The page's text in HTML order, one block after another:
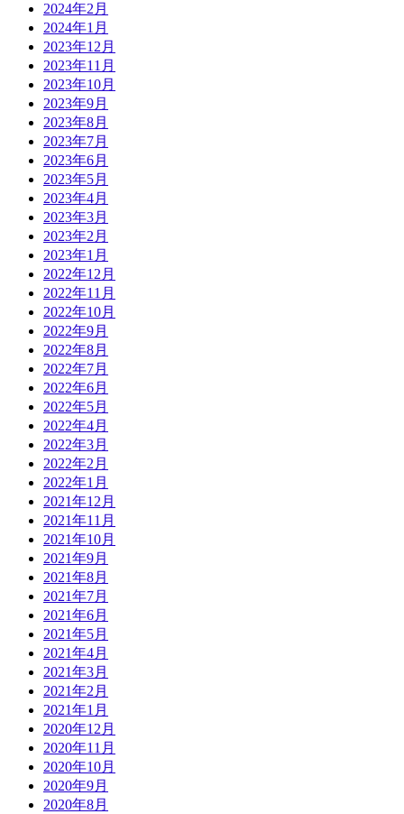
2024年2月
2024年1月
2023年12月
2023年11月
2023年10月
2023年9月
2023年8月
2023年7月
2023年6月
2023年5月
2023年4月
2023年3月
2023年2月
2023年1月
2022年12月
2022年11月
2022年10月
2022年9月
2022年8月
2022年7月
2022年6月
2022年5月
2022年4月
2022年3月
2022年2月
2022年1月
2021年12月
2021年11月
2021年10月
2021年9月
2021年8月
2021年7月
2021年6月
2021年5月
2021年4月
2021年3月
2021年2月
2021年1月
2020年12月
2020年11月
2020年10月
2020年9月
2020年8月